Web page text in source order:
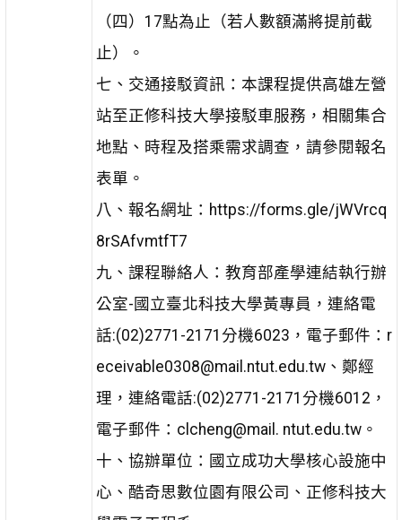
（四）17點為止（若人數額滿將提前截
止）。
七、交通接駁資訊：本課程提供高雄左營
站至正修科技大學接駁車服務，相關集合
地點、時程及搭乘需求調查，請參閱報名
表單。
八、報名網址：https://forms.gle/jWVrcq
8rSAfvmtfT7
九、課程聯絡人：教育部產學連結執行辦
公室-國立臺北科技大學黃專員，連絡電
話:(02)2771-2171分機6023，電子郵件：r
eceivable0308@mail.ntut.edu.tw、鄭經
理，連絡電話:(02)2771-2171分機6012，
電子郵件：clcheng@mail. ntut.edu.tw。
十、協辦單位：國立成功大學核心設施中
心、酷奇思數位園有限公司、正修科技大